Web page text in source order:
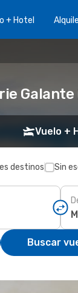
+ Hotel
Galante
Vuelo +
destinos Sin
Buscar